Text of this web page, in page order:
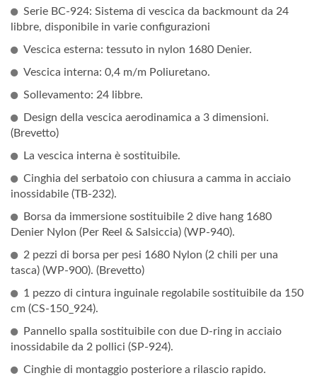
Serie BC-924: Sistema di vescica da backmount da 24
libbre, disponibile in varie configurazioni
Vescica esterna: tessuto in nylon 1680 Denier.
Vescica interna: 0,4 m/m Poliuretano.
Sollevamento: 24 libbre.
Design della vescica aerodinamica a 3 dimensioni.
(Brevetto)
La vescica interna è sostituibile.
Cinghia del serbatoio con chiusura a camma in acciaio
inossidabile (TB-232).
Borsa da immersione sostituibile 2 dive hang 1680
Denier Nylon (Per Reel & Salsiccia) (WP-940).
2 pezzi di borsa per pesi 1680 Nylon (2 chili per una
tasca) (WP-900). (Brevetto)
1 pezzo di cintura inguinale regolabile sostituibile da 150
cm (CS-150_924).
Pannello spalla sostituibile con due D-ring in acciaio
inossidabile da 2 pollici (SP-924).
Cinghie di montaggio posteriore a rilascio rapido.